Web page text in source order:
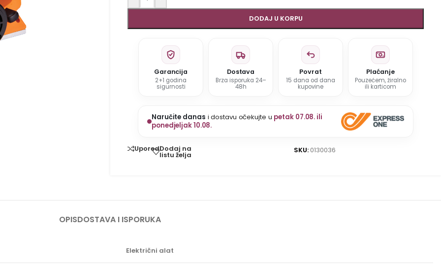
DODAJ U KORPU
Garancija
2+1 godina
sigurnosti
Dostava
Brza isporuka 24–
48h
Povrat
15 dana od dana
kupovine
Plaćanje
Pouzećem, žiralno
ili karticom
Naručite danas i dostavu očekujte u petak 07.08. ili
ponedjeljak 10.08.
UporediDodaj na
listu želja
SKU: 0130036
OPISDOSTAVA I ISPORUKA
Električni alat